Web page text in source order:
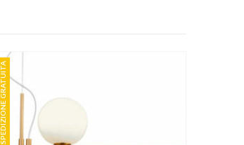
SPEDIZIONE GRATUITA